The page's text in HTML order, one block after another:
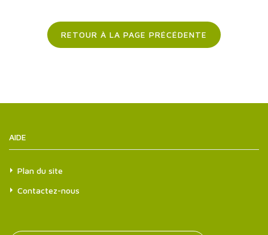
RETOUR À LA PAGE PRÉCÉDENTE
AIDE
Plan du site
Contactez-nous